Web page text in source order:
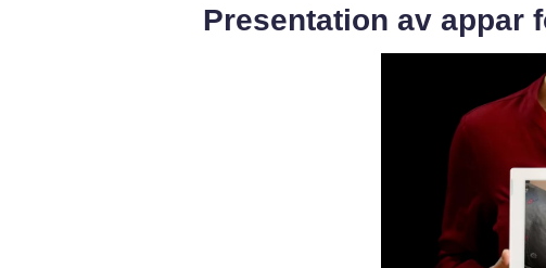
Presentation av appar